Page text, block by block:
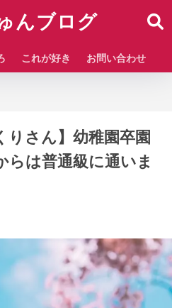
んブログ
これが好き お問い合わせ
りさん】幼稚園卒園
らは普通級に通いま